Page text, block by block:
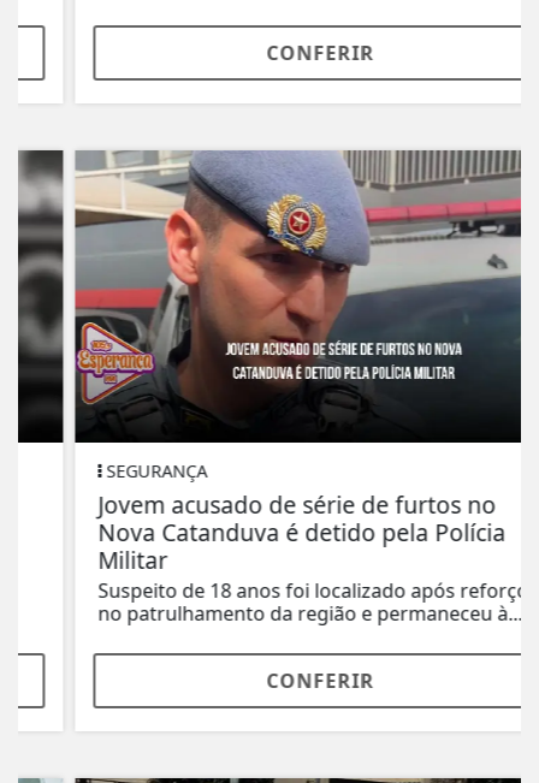
CONFERIR
SEGURANÇA
Jovem acusado de série de furtos no
Nova Catanduva é detido pela Polícia
Militar
Suspeito de 18 anos foi localizado após reforço
no patrulhamento da região e permaneceu à...
CONFERIR